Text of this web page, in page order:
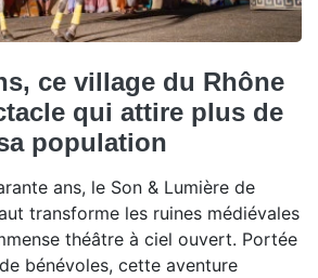
ce village du Rhône
qui attire plus de
population
ans, le Son & Lumière de
transforme les ruines médiévales
théâtre à ciel ouvert. Portée
bénévoles, cette aventure